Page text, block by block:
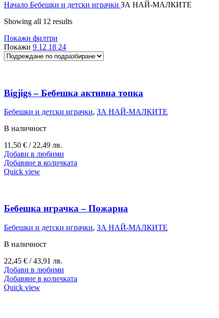
Начало Бебешки и детски играчки ЗА НАЙ-МАЛКИТЕ
Showing all 12 results
Покажи филтри
Покажи 9 12 18 24
Bigjigs – Бебешка активна топка
Бебешки и детски играчки, ЗА НАЙ-МАЛКИТЕ
В наличност
11,50 € / 22,49 лв.
Добави в любими
Добавяне в количката
Quick view
Бебешка играчка – Пожарна
Бебешки и детски играчки, ЗА НАЙ-МАЛКИТЕ
В наличност
22,45 € / 43,91 лв.
Добави в любими
Добавяне в количката
Quick view